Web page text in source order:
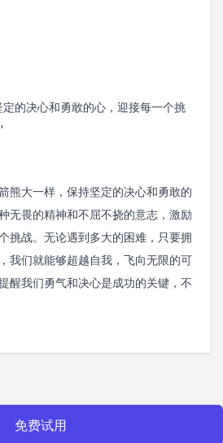
的决心和勇敢的心，迎接每一个挑
熊大一样，保持坚定的决心和勇敢的
无畏的精神和不屈不挠的意志，激励
挑战。无论遇到多大的困难，只要拥
我们就能够超越自我，飞向无限的可
醒我们勇气和决心是成功的关键，不
免费试用